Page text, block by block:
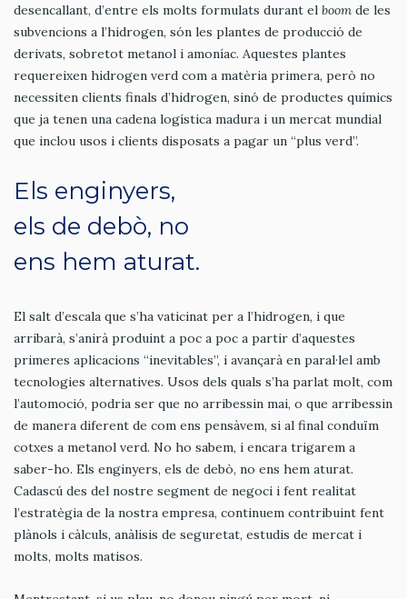
desencallant, d’entre els molts formulats durant el boom de les
subvencions a l’hidrogen, són les plantes de producció de
derivats, sobretot metanol i amoníac. Aquestes plantes
requereixen hidrogen verd com a matèria primera, però no
necessiten clients finals d’hidrogen, sinó de productes químics
que ja tenen una cadena logística madura i un mercat mundial
que inclou usos i clients disposats a pagar un “plus verd”.
Els enginyers,
els de debò, no
ens hem aturat.
El salt d’escala que s’ha vaticinat per a l’hidrogen, i que
arribarà, s’anirà produint a poc a poc a partir d’aquestes
primeres aplicacions “inevitables”, i avançarà en paral·lel amb
tecnologies alternatives. Usos dels quals s’ha parlat molt, com
l’automoció, podria ser que no arribessin mai, o que arribessin
de manera diferent de com ens pensàvem, si al final conduïm
cotxes a metanol verd. No ho sabem, i encara trigarem a
saber-ho. Els enginyers, els de debò, no ens hem aturat.
Cadascú des del nostre segment de negoci i fent realitat
l’estratègia de la nostra empresa, continuem contribuint fent
plànols i càlculs, anàlisis de seguretat, estudis de mercat i
molts, molts matisos.